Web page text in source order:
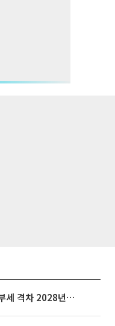
종부세 개편에도…1·3주택 종부세 격차 2028년부터 확대